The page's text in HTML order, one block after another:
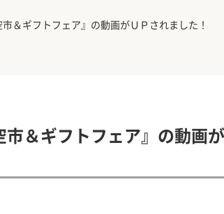
＆ギフトフェア』の動画がＵＰされました！
市＆ギフトフェア』の動画